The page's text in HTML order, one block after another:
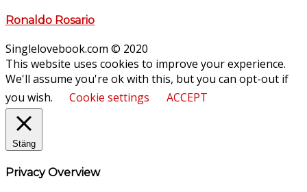
Ronaldo Rosario
Singlelovebook.com © 2020
This website uses cookies to improve your experience.
We'll assume you're ok with this, but you can opt-out if
you wish.
Cookie settings ACCEPT
Stäng
Privacy Overview